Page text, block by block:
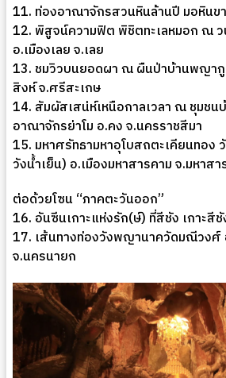
11. ท่องอาณาจักรสวนหินล้านปี มอหินข
12. พิสูจน์ความฟิต พิชิตทะเลหมอก ณ
อ.เมืองเลย จ.เลย
13. ชมวิวบนยอดผา ณ ผืนป่าบ้านพญา
สิงห์ จ.ศรีสะเกษ
14. สัมผัสเสน่ห์เหนือกาลเวลา ณ ชุมชน
อาณาจักรย่าโม อ.คง จ.นครราชสีมา
15. มหาศรัทธามหาอุโบสถตะเคียนทอง
วังน้ำเย็น) อ.เมืองมหาสารคาม จ.มหาสา
ต่อด้วยโซน “ภาคตะวันออก”
16. อันซีนเกาะแห่งรัก(ษ์) ที่สีชัง เกาะสี
17. เส้นทางท่องวังพญานาควัดมณีวงศ์
จ.นครนายก